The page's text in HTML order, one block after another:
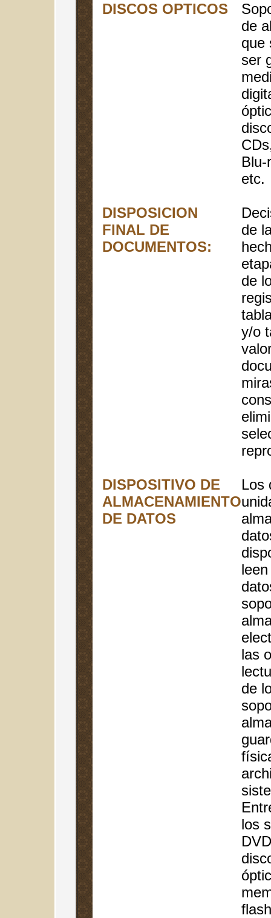
DISCOS OPTICOS
de
que
ser
Blu-
etc.
DISPOSICION
FINAL DE
DOCUMENTOS:
de
de
y/o
DISPOSITIVO DE
ALMACENAMIENTO
DE DATOS
Los
las
de
los
flash